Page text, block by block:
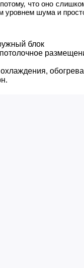
потому, что оно
уровнем шума и
блок